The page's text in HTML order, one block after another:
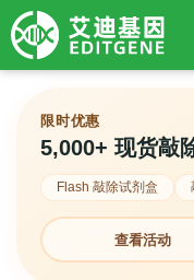
限时优惠
5,000+ 现货敲
Flash 敲除试剂盒
查看活动